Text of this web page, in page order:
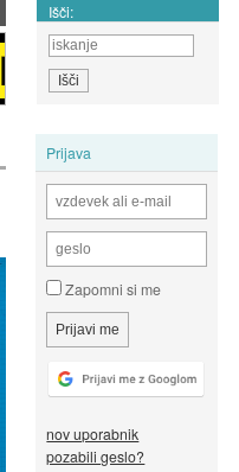
Išči:
Prijava
Zapomni si me
nov uporabnik
pozabili geslo?